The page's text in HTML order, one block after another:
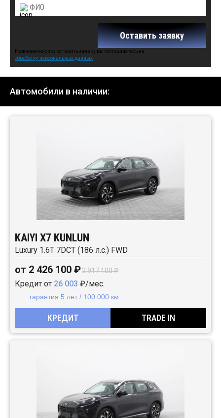
Оставить заявку
Нажимая кнопку оставить заявку вы соглашаетесь на
обработку персональных данных
Автомобили в наличии:
KAIYI X7 KUNLUN
Luxury 1.6T 7DCT (186 л.с.) FWD
от 2 426 100 ₽2 917 100 ₽
Кредит от 26 003 ₽/мес.
гарантия 5 лет / 100 000 км
КРЕДИТ TRADE IN